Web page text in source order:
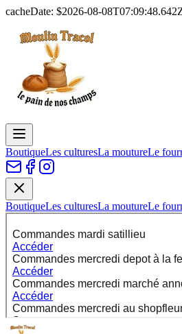
cacheDate: $2026-08-
BoutiqueLes culturesLa moutureLe
BoutiqueLes culturesLa moutureLe